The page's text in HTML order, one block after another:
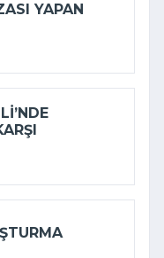
YAPAN